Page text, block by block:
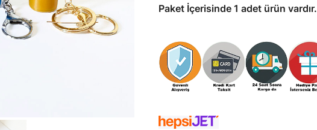
Paket İçerisinde 1 adet ürün vardır.